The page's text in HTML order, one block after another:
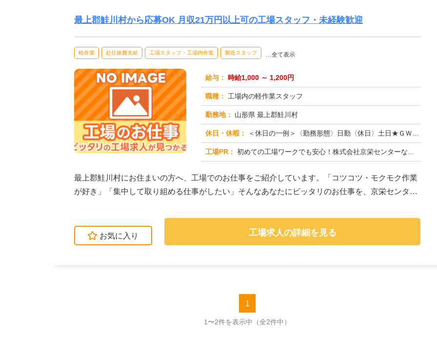
最上郡鮭川村から応募OK 月収21万円以上可の工場スタッフ・未経験歓迎
軽作業 赴任旅費支給 工場スタッフ・工場内作業 製造スタッフ …全て表示
給与： 時給1,000 ～ 1,200円
職種： 工場内の軽作業スタッフ
勤務地： 山形県 最上郡鮭川村
休日・休暇： ＜休日の一例＞〈勤務形態〉日勤〈休日〉土日★ＧＷ・夏季・冬季・年末年始休暇あり★有給休暇あり※配属先により休日・勤...
工場PR： 初めての工場ワークでも安心！株式会社京栄センターなら、全国各地の豊富なお仕事の中から、あなたにぴったりの環境が見つ...
最上郡鮭川村にお住まいの方へ、工場でのお仕事をご紹介しています。「コツコツ・モクモク作業
が好き」「集中して取り組める仕事がしたい」そんなあなたにピッタリのお仕事を、京栄センター
お気に入り 工場求人の詳細を見る
1
1〜2件を表示中 （全2件中）